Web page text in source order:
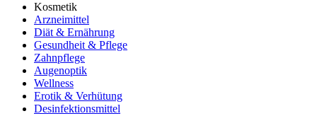
Kosmetik
Arzneimittel
Diät & Ernährung
Gesundheit & Pflege
Zahnpflege
Augenoptik
Wellness
Erotik & Verhütung
Desinfektionsmittel